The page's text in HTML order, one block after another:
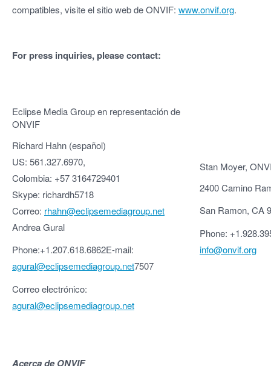
compatibles, visite el sitio web de ONVIF: www.onvif.org.
For press inquiries, please contact:
Eclipse Media Group en representación de
ONVIF
Richard Hahn (español)
US: 561.327.6970,
Colombia: +57 3164729401
Skype: richardh5718
Correo: rhahn@eclipsemediagroup.net
Andrea Gural
Phone:+1.207.618.6862E-mail:
agural@eclipsemediagroup.net7507
Correo electrónico:
agural@eclipsemediagroup.net
Stan Moyer,
2400 Camino
San Ramon, CA
Phone:
info@onvif.org
Acerca de ONVIF